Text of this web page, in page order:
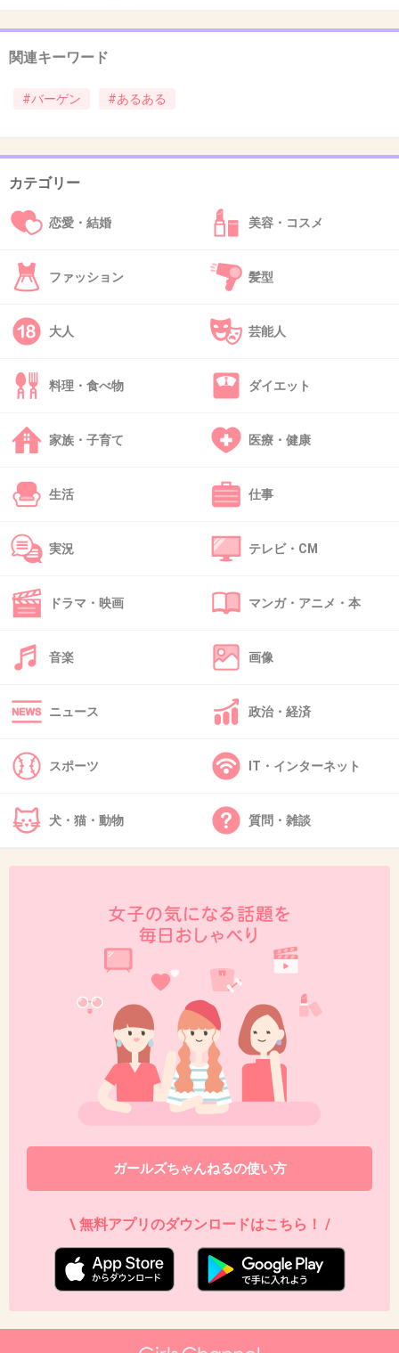
44. 匿名2015/07/15(水) 17:12:36
物にもよるけど、たとえ元が高くて、saleで
7000、8000円代になってても高く感じてしま
3000、4000円代なら買うのにな〜なんて欲が出
45. 匿名 2015/07/15(水) 17:17:59
取る)→new arrival→あっ…(ハンガーを戻す)
+88
46. 匿名 2015/07/15(水) 17:18:09
この間買ったものと全く色も同じものが、信じ
られない値引き額で売られてる
47. 匿名 2015/07/15(水) 17:23:51
店員「ポイントカードお持ちですか？」
私「あ、あります待ってください！ゴソゴ
ソ・・・あれっないなー・・・ゴソゴソ・・・
あ、ありました！！」
店員「セール中ポイント対象外なので今日の分
ポイントつかないです^^」
+85
いくら以上で更に◯%オフ！
とかで無理やりたいして欲しくないものも買っ
ちゃう。普通に最初欲しかったものだけ買った
+28
今からガウチョパンツ買うの
あり ＋
関連キーワード
#バーゲン #あるある
カテゴリー
恋愛・結婚 美容・コスメ
ファッション 髪型
大人 芸能人
料理・食べ物 ダイエット
家族・子育て 医療・健康
生活 仕事
実況 テレビ・CM
ドラマ・映画 マンガ・アニメ・本
音楽 画像
ニュース 政治・経済
スポーツ IT・インターネット
犬・猫・動物 質問・雑談
ガールズちゃんねるの使い方
\ 無料アプリのダウンロードはこちら！ /